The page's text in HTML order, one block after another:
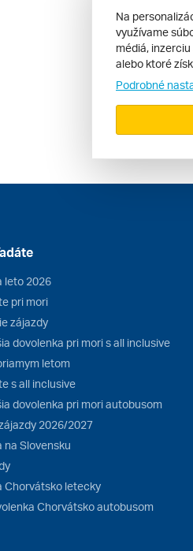
leto 2026
pri mori
zájazdy
dovolenka pri mori s all inclusive
letom
s all inclusive
dovolenka pri mori autobusom
2026/2027
na Slovensku
Chorvátsko letecky
Chorvátsko autobusom
Na
využívame
médiá,
alebo ktoré
Podrobné